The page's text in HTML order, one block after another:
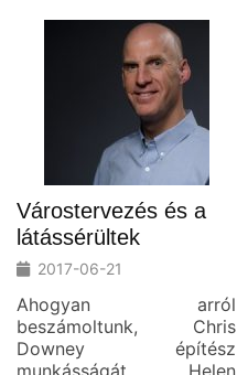
Várostervezés és a
látássérültek
2017-06-21
Ahogyan arról
beszámoltunk, Chris
Downey építész
munkásságát Helen